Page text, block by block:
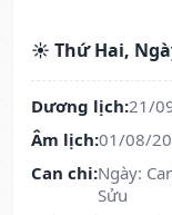
☀️ Thứ Hai,
Dương lịch:21/
Âm lịch:01/08/
Can chi:Ngày:
Sửu